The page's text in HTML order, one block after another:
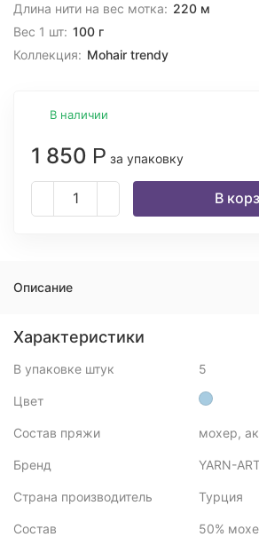
Длина нити на вес мотка: 220 м
Вес 1 шт: 100 г
Коллекция: Mohair trendy
В наличии
1 850 Р за упаковку
В
Описание
Характеристики
В упаковке штук 5
Цвет
Состав пряжи мохер,
Бренд YARN-
Страна производитель Турция
Состав 50%